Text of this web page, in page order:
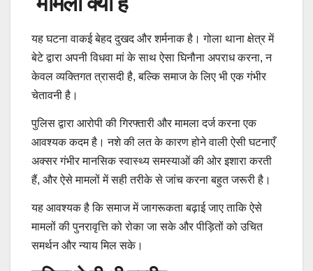
यह घटना वाकई बेहद दुखद और शर्मनाक है। गोला थाना क्षेत्र में
बेटे द्वारा अपनी विधवा मां के साथ ऐसा घिनौना अपराध करना, न
केवल व्यक्तिगत त्रासदी है, बल्कि समाज के लिए भी एक गंभीर
चेतावनी है।
पुलिस द्वारा आरोपी की गिरफ्तारी और मामला दर्ज करना एक
आवश्यक कदम है। नशे की लत के कारण होने वाली ऐसी घटनाएँ
अक्सर गंभीर मानसिक स्वास्थ्य समस्याओं की ओर इशारा करती
हैं, और ऐसे मामलों में सही तरीके से जांच करना बहुत जरूरी है।
यह आवश्यक है कि समाज में जागरूकता बढ़ाई जाए ताकि ऐसे
मामलों की पुनरावृत्ति को रोका जा सके और पीड़ितों को उचित
समर्थन और न्याय मिल सके।